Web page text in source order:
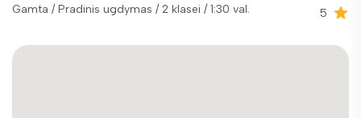
Gamta / Pradinis ugdymas / 2 klasei / 1:30 val. 5